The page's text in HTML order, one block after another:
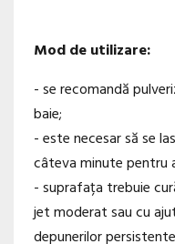
Mod de utilizare:
- se recomandă
baie;
- este necesar să se
câteva minute pentru
- suprafața trebuie
jet moderat sau cu
depunerilor